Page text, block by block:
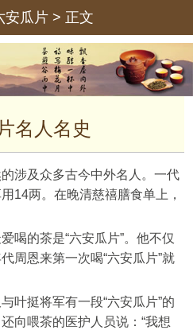
安瓜片 > 正文
名人名史
涉及众多古今中外名人。一代
14两。在晚清慈禧膳食单上，
喝的茶是“六安瓜片”。他不仅
周恩来第一次喝“六安瓜片”就
叶挺将军有一段“六安瓜片”的
向喂茶的医护人员说：“我想